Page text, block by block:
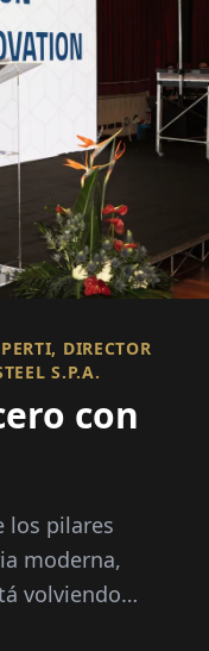
DIRECTOR
S.P.A.
con
los pilares
moderna,
volviendo